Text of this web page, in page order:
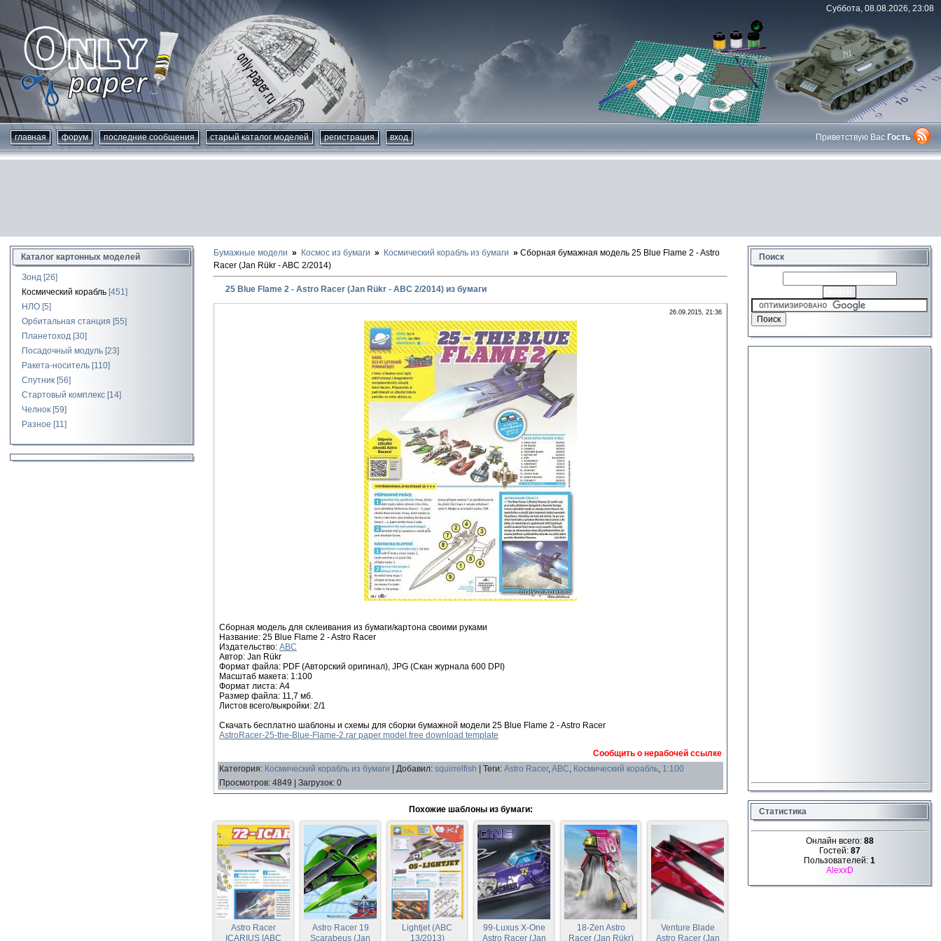
Суббота, 08.08.2026, 23:08
главная форум последние сообщения старый каталог моделей регистрация вход Приветствую Вас Гость
Каталог картонных моделей
Зонд [26]
Космический корабль [451]
НЛО [5]
Орбитальная станция [55]
Планетоход [30]
Посадочный модуль [23]
Ракета-носитель [110]
Спутник [56]
Стартовый комплекс [14]
Челнок [59]
Разное [11]
Бумажные модели Космос из бумаги Космический корабль из бумаги
Сборная бумажная модель 25 Blue Flame 2 - Astro
Racer (Jan Rükr - ABC 2/2014)
25 Blue Flame 2 - Astro Racer (Jan Rükr - ABC 2/2014) из бумаги
26.09.2015, 21:36
Сборная модель для склеивания из бумаги/картона своими руками
Название: 25 Blue Flame 2 - Astro Racer
Издательство: ABC
Автор: Jan Rükr
Формат файла: PDF (Авторский оригинал), JPG (Скан журнала 600 DPI)
Масштаб макета: 1:100
Формат листа: А4
Размер файла: 11,7 мб.
Листов всего/выкройки: 2/1
Скачать бесплатно шаблоны и схемы для сборки бумажной модели 25 Blue Flame 2 - Astro Racer
AstroRacer-25-the-Blue-Flame-2.rar paper model free download template
Сообщить о нерабочей ссылке
Категория: Космический корабль из бумаги Добавил: squirrelfish Теги: Astro Racer,ABC, Космический корабль, 1:100
Просмотров: 4849 Загрузок: 0
Похожие шаблоны из бумаги:
Astro Racer
ICARIUS [ABC
Astro Racer 19
Scarabeus (Jan
Lightjet (ABC
13/2013)
99-Luxus X-One
Astro Racer (Jan
18-Zen Astro
Racer (Jan Rükr)
Venture Blade
Astro Racer (Jan
Поиск
Статистика
Онлайн всего: 88
Гостей: 87
Пользователей: 1
AlexxD